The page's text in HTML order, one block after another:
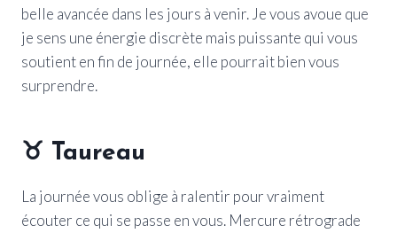
belle avancée dans les jours à venir. Je vous avoue que
je sens une énergie discrète mais puissante qui vous
soutient en fin de journée, elle pourrait bien vous
surprendre.
♉ Taureau
La journée vous oblige à ralentir pour vraiment
écouter ce qui se passe en vous. Mercure rétrograde